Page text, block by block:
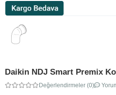
Daikin NDJ Smart Premix
Değerlendirmeler (0)